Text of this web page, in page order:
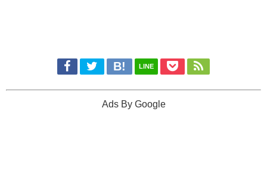
LINE
Ads By Google